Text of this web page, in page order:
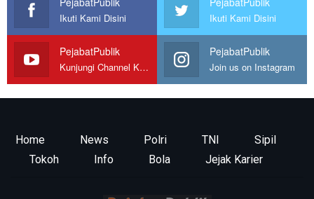
Ikuti Kami Disini Ikuti Kami Disini
PejabatPublik
Kunjungi Channel Kami
PejabatPublik
Join us on Instagram
Home News Polri TNI
Sipil
Tokoh
Info Bola Jejak Karier